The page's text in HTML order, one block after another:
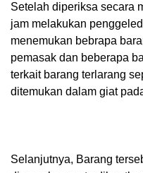
Setelah diperiksa secara
jam melakukan
menemukan bebrapa
pemasak dan beberapa
terkait barang terlarang
ditemukan dalam giat
Selanjutnya, Barang